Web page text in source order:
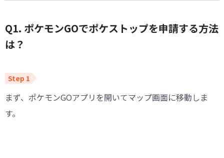
Q1. ポケモンGOでポケストップを申請する方法
は？
まず、ポケモンGOアプリを開いてマップ画面に移動しま
す。